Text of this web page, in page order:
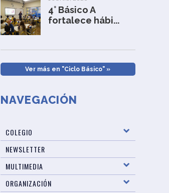
4° Básico A
fortalece hábi...
Ver más en "Ciclo Básico" »
NAVEGACIÓN
COLEGIO
NEWSLETTER
MULTIMEDIA
ORGANIZACIÓN